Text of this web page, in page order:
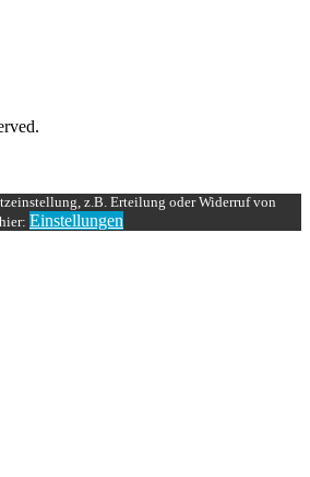
z.B. Erteilung oder Widerruf von
Einstellungen